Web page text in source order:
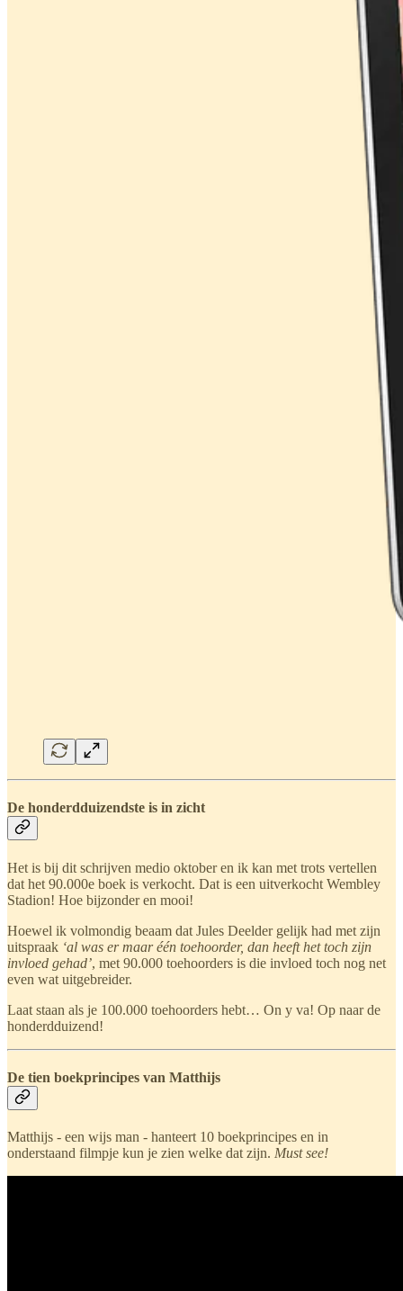
De honderdduizendste is in zicht
Het is bij dit schrijven medio oktober en ik kan met trots vertellen
dat het 90.000e boek is verkocht. Dat is een uitverkocht Wembley
Stadion! Hoe bijzonder en mooi!
Hoewel ik volmondig beaam dat Jules Deelder gelijk had met zijn
uitspraak ‘al was er maar één toehoorder, dan heeft het toch zijn
invloed gehad’, met 90.000 toehoorders is die invloed toch nog net
even wat uitgebreider.
Laat staan als je 100.000 toehoorders hebt… On y va! Op naar de
honderdduizend!
De tien boekprincipes van Matthijs
Matthijs - een wijs man - hanteert 10 boekprincipes en in
onderstaand filmpje kun je zien welke dat zijn. Must see!